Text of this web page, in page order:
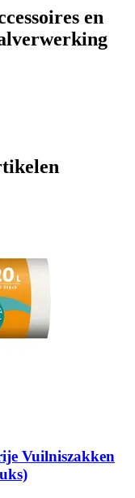
en
Vuilniszakken